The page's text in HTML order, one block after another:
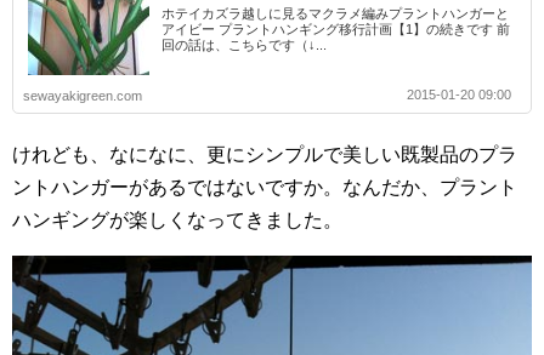
ホテイカズラ越しに見るマクラメ編みプラントハンガーと
アイビー プラントハンギング移行計画【1】の続きです 前
回の話は、こちらです（↓...
sewayakigreen.com 2015-01-20 09:00
けれども、なになに、更にシンプルで美しい既製品のプラ
ントハンガーがあるではないですか。なんだか、プラント
ハンギングが楽しくなってきました。